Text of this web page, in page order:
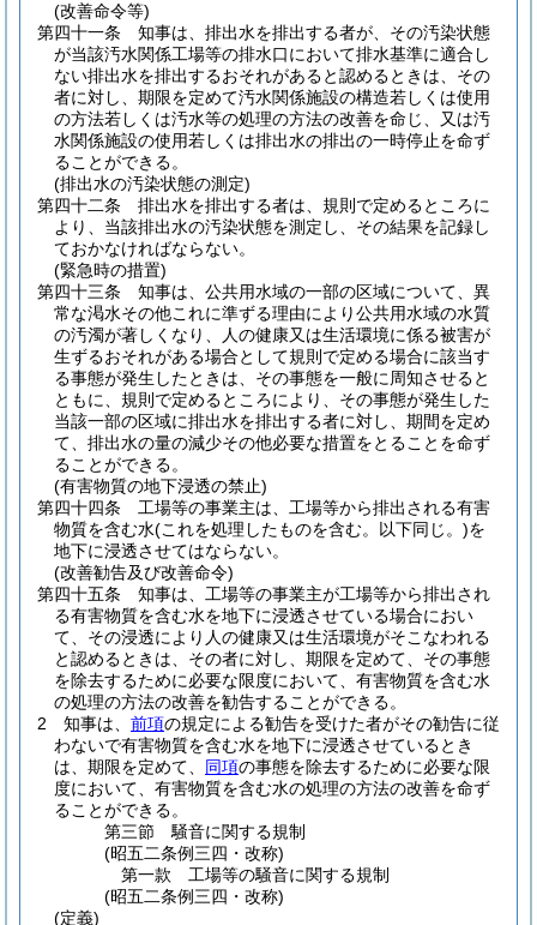
(改善命令等)
第四十一条
知事は、排出水を排出する者が、その汚染状態
が当該汚水関係工場等の排水口において排水基準に適合し
ない排出水を排出するおそれがあると認めるときは、その
者に対し、期限を定めて汚水関係施設の構造若しくは使用
の方法若しくは汚水等の処理の方法の改善を命じ、又は汚
水関係施設の使用若しくは排出水の排出の一時停止を命ず
ることができる。
(排出水の汚染状態の測定)
第四十二条
排出水を排出する者は、規則で定めるところに
より、当該排出水の汚染状態を測定し、その結果を記録し
ておかなければならない。
(緊急時の措置)
第四十三条
知事は、公共用水域の一部の区域について、異
常な渇水その他これに準ずる理由により公共用水域の水質
の汚濁が著しくなり、人の健康又は生活環境に係る被害が
生ずるおそれがある場合として規則で定める場合に該当す
る事態が発生したときは、その事態を一般に周知させると
ともに、規則で定めるところにより、その事態が発生した
当該一部の区域に排出水を排出する者に対し、期間を定め
て、排出水の量の減少その他必要な措置をとることを命ず
ることができる。
(有害物質の地下浸透の禁止)
第四十四条
工場等の事業主は、工場等から排出される有害
物質を含む水(これを処理したものを含む。以下同じ。)を
地下に浸透させてはならない。
(改善勧告及び改善命令)
第四十五条
知事は、工場等の事業主が工場等から排出され
る有害物質を含む水を地下に浸透させている場合におい
て、その浸透により人の健康又は生活環境がそこなわれる
と認めるときは、その者に対し、期限を定めて、その事態
を除去するために必要な限度において、有害物質を含む水
の処理の方法の改善を勧告することができる。
2
知事は、 前項の規定による勧告を受けた者がその勧告に従
わないで有害物質を含む水を地下に浸透させているとき
は、期限を定めて、 同項の事態を除去するために必要な限
度において、有害物質を含む水の処理の方法の改善を命ず
ることができる。
第三節
騒音に関する規制
(昭五二条例三四・改称)
第一款
工場等の騒音に関する規制
(昭五二条例三四・改称)
(定義)